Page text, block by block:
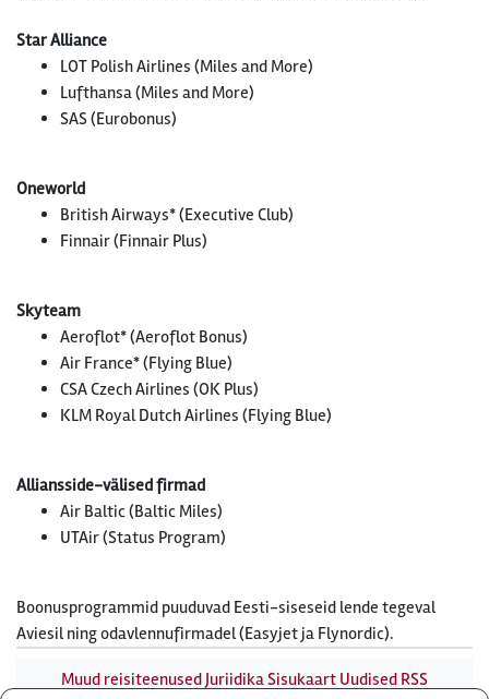
Star Alliance
LOT Polish Airlines (Miles and More)
Lufthansa (Miles and More)
SAS (Eurobonus)
Oneworld
British Airways* (Executive Club)
Finnair (Finnair Plus)
Skyteam
Aeroflot* (Aeroflot Bonus)
Air France* (Flying Blue)
CSA Czech Airlines (OK Plus)
KLM Royal Dutch Airlines (Flying Blue)
Alliansside-välised firmad
Air Baltic (Baltic Miles)
UTAir (Status Program)
Boonusprogrammid puuduvad Eesti-siseseid lende tegeval
Aviesil ning odavlennufirmadel (Easyjet ja Flynordic).
Muud reisiteenusedJuriidikaSisukaart Uudised RSS